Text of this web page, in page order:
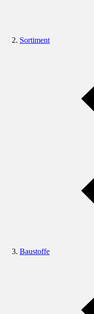
Sortiment
Baustoffe